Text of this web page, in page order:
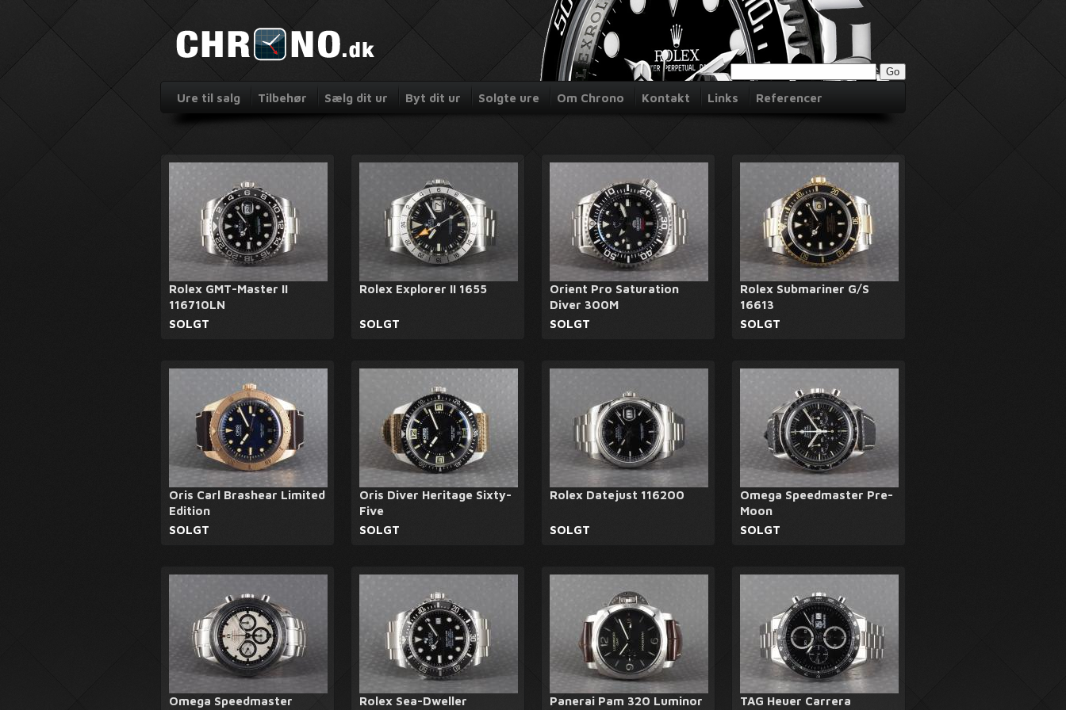
Ure til salg Tilbehør Sælg dit ur Byt dit ur Solgte ure Om Chrono Kontakt Links Referencer
Rolex GMT-Master II
116710LN
SOLGT
Rolex Explorer II 1655
SOLGT
Orient Pro Saturation
Diver 300M
SOLGT
Rolex Submariner G/S
16613
SOLGT
Oris Carl Brashear Limited
Edition
SOLGT
Oris Diver Heritage Sixty-
Five
SOLGT
Rolex Datejust 116200
SOLGT
Omega Speedmaster Pre-
Moon
SOLGT
Omega Speedmaster Rolex Sea-Dweller Panerai Pam 320 Luminor TAG Heuer Carrera